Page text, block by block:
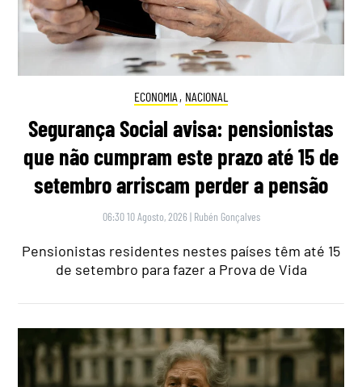
ECONOMIA , NACIONAL
Segurança Social avisa: pensionistas
que não cumpram este prazo até 15 de
setembro arriscam perder a pensão
06:30 10 Agosto, 2026 | Rubén Gonçalves
Pensionistas residentes nestes países têm até 15
de setembro para fazer a Prova de Vida